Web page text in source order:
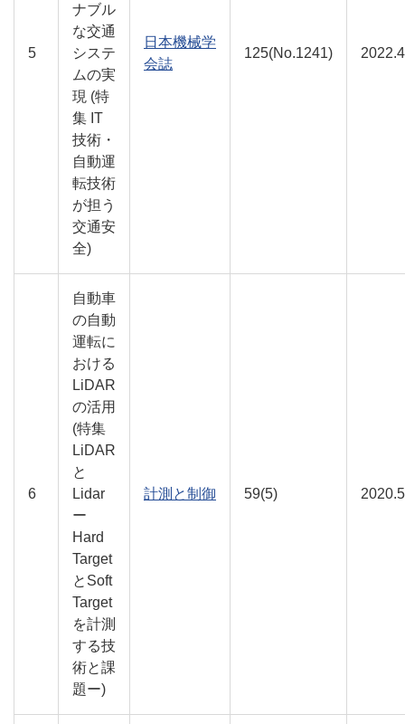
5
ナブル
な交通
システ
ムの実
現 (特
集 IT
技術・
自動運
転技術
が担う
交通安
全)
日本機械学
会誌
125(No.1241) 2022.4
6
自動車
の自動
運転に
おける
LiDAR
の活用
(特集
LiDAR
と
Lidar
ー
Hard
Target
とSoft
Target
を計測
する技
術と課
題ー)
計測と制御 59(5) 2020.5